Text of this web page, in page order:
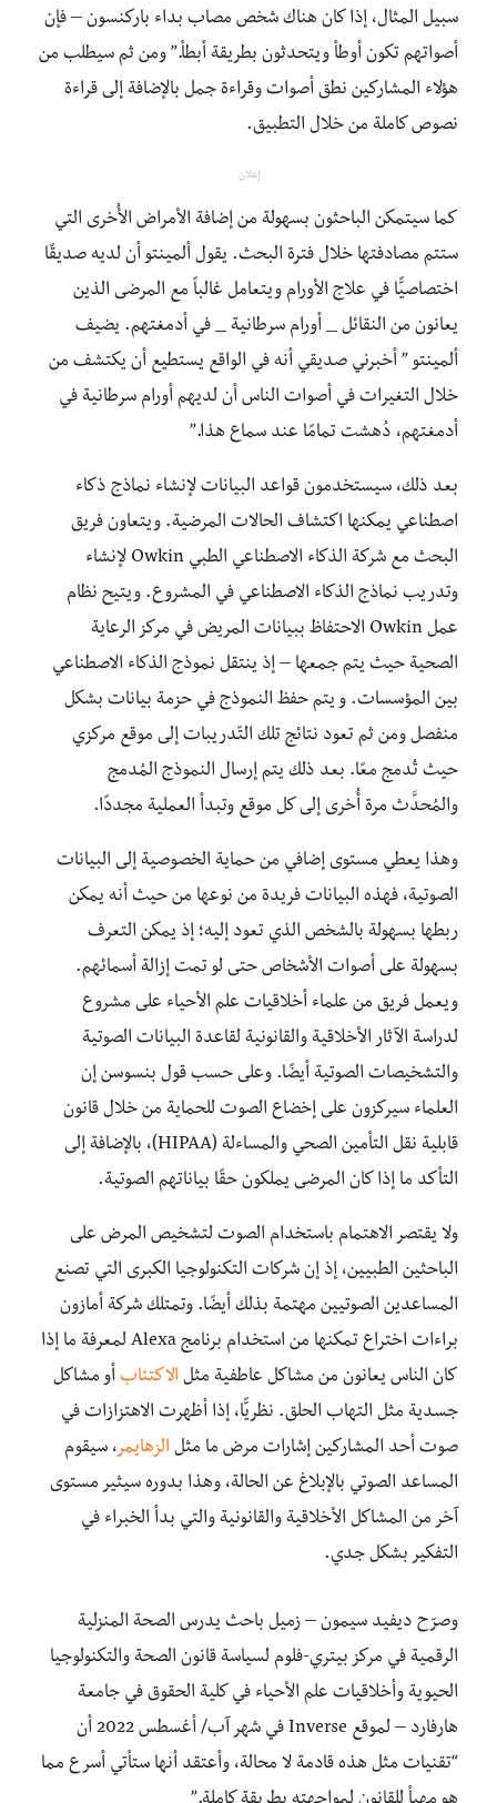
سبيل المثال، إذا كان هناك شخص مصاب بداء باركنسون – فإن
أصواتهم تكون أوطأ ويتحدثون بطريقة أبطأ.” ومن ثم سيطلب من
هؤلاء المشاركين نطق أصوات وقراءة جمل بالإضافة إلى قراءة
نصوص كاملة من خلال التطبيق.
إعلان
كما سيتمكن الباحثون بسهولة من إضافة الأمراض الأُخرى التي
ستتم مصادفتها خلال فترة البحث. يقول ألمينتو أن لديه صديقًا
اختصاصيًّا في علاج الأورام ويتعامل غالباً مع المرضى الذين
يعانون من النقائل _ أورام سرطانية _ في أدمغتهم. يضيف
ألمينتو ” أخبرني صديقي أنه في الواقع يستطيع أن يكتشف من
خلال التغيرات في أصوات الناس أن لديهم أورام سرطانية في
أدمغتهم، دُهشت تمامًا عند سماع هذا.”
بعد ذلك، سيستخدمون قواعد البيانات لإنشاء نماذج ذكاء
اصطناعي يمكنها اكتشاف الحالات المرضية. ويتعاون فريق
البحث مع شركة الذكاء الاصطناعي الطبي Owkin لإنشاء
وتدريب نماذج الذكاء الاصطناعي في المشروع. ويتيح نظام
عمل Owkin الاحتفاظ ببيانات المريض في مركز الرعاية
الصحية حيث يتم جمعها – إذ ينتقل نموذج الذكاء الاصطناعي
بين المؤسسات. و يتم حفظ النموذج في حزمة بيانات بشكل
منفصل ومن ثم تعود نتائج تلك التّدريبات إلى موقع مركزي
حيث تُدمج معًا. بعد ذلك يتم إرسال النموذج المُدمج
والمُحدَّث مرة أُخرى إلى كل موقع وتبدأ العملية مجددًا.
وهذا يعطي مستوى إضافي من حماية الخصوصية إلى البيانات
الصوتية، فهذه البيانات فريدة من نوعها من حيث أنه يمكن
ربطها بسهولة بالشخص الذي تعود إليه؛ إذ يمكن التعرف
بسهولة على أصوات الأشخاص حتى لو تمت إزالة أسمائهم.
ويعمل فريق من علماء أخلاقيات علم الأحياء على مشروع
لدراسة الآثار الأخلاقية والقانونية لقاعدة البيانات الصوتية
والتشخيصات الصوتية أيضًا. وعلى حسب قول بنسوسن إن
العلماء سيركزون على إخضاع الصوت للحماية من خلال قانون
قابلية نقل التأمين الصحي والمساءلة (HIPAA)، بالإضافة إلى
التأكد ما إذا كان المرضى يملكون حقًا بياناتهم الصوتية.
ولا يقتصر الاهتمام باستخدام الصوت لتشخيص المرض على
الباحثين الطبيين، إذ إن شركات التكنولوجيا الكبرى التي تصنع
المساعدين الصوتيين مهتمة بذلك أيضًا. وتمتلك شركة أمازون
براءات اختراع تمكنها من استخدام برنامج Alexa لمعرفة ما إذا
كان الناس يعانون من مشاكل عاطفية مثل الاكتئاب أو مشاكل
جسدية مثل التهاب الحلق. نظريًّا، إذا أظهرت الاهتزازات في
صوت أحد المشاركين إشارات مرض ما مثل الزهايمر، سيقوم
المساعد الصوتي بالإبلاغ عن الحالة، وهذا بدوره سيثير مستوى
آخر من المشاكل الأخلاقية والقانونية والتي بدأ الخبراء في
التفكير بشكل جدي.
وصرّح ديفيد سيمون – زميل باحث يدرس الصحة المنزلية
الرقمية في مركز بيتري-فلوم لسياسة قانون الصحة والتكنولوجيا
الحيوية وأخلاقيات علم الأحياء في كلية الحقوق في جامعة
هارفارد – لموقع Inverse في شهر آب/ أغسطس 2022 أن
“تقنيات مثل هذه قادمة لا محالة، وأعتقد أنها ستأتي أسرع مما